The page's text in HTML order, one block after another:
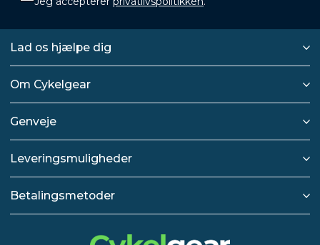
Lad os hjælpe dig
Om Cykelgear
Genveje
Leveringsmuligheder
Betalingsmetoder